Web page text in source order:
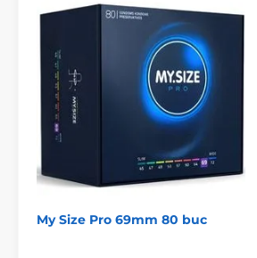
My Size Pro 69mm 80 buc